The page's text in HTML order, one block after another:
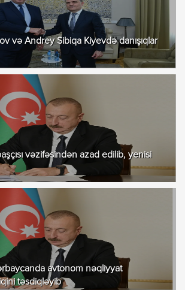
və Andrey Sibiqa Kiyevdə danışıqlar
vəzifəsindən azad edilib, yenisi
avtonom nəqliyyat
təsdiqləyib